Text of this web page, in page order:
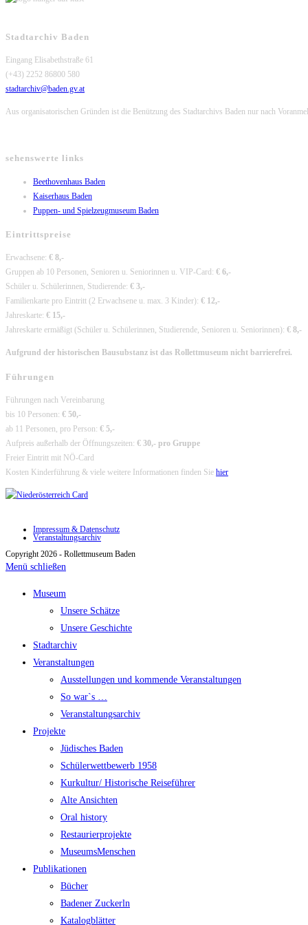
Stadtarchiv Baden
Eingang Elisabethstraße 61
(+43) 2252 86800 580
stadtarchiv@baden.gv.at
Aus organisatorischen Gründen ist die Benützung des Stadtarchivs Baden nur nach
sehenswerte links
Beethovenhaus BadenOpens
a
Kaiserhaus BadenOpens
in
Puppen- und Spielzeugmuseum BadenOpens
Eintrittspreise
Erwachsene: € 8,-
Gruppen ab 10 Personen, Senioren u. Seniorinnen u. VIP-Card: € 6,-
Schüler u. Schülerinnen, Studierende: € 3,-
Familienkarte pro Eintritt (2 Erwachsene u. max. 3 Kinder): € 12,-
Jahreskarte: € 15,-
Jahreskarte ermäßigt (Schüler u. Schülerinnen, Studierende, Senioren u. Seniorinnen): € 8,-
Aufgrund der historischen Bausubstanz ist das Rollettmuseum nicht barrierefrei.
Führungen
Führungen nach Vereinbarung
bis 10 Personen: € 50,-
ab 11 Personen, pro Person: € 5,-
Aufpreis außerhalb der Öffnungszeiten: € 30,- pro Gruppe
Freier Eintritt mit NÖ-Card
Kosten Kinderführung & viele weitere Informationen finden Sie hier
Impressum & Datenschutz
Veranstaltungsarchiv
Copyright 2026 - Rollettmuseum Baden
Menü schließen
Museum
Unsere Schätze
Unsere Geschichte
Stadtarchiv
Veranstaltungen
Ausstellungen und kommende Veranstaltungen
So war`s …
Veranstaltungsarchiv
Projekte
Jüdisches Baden
Schülerwettbewerb 1958
Kurkultur/ Historische Reiseführer
Alte Ansichten
Oral history
Restaurierprojekte
MuseumsMenschen
Publikationen
Bücher
Badener Zuckerln
Katalogblätter